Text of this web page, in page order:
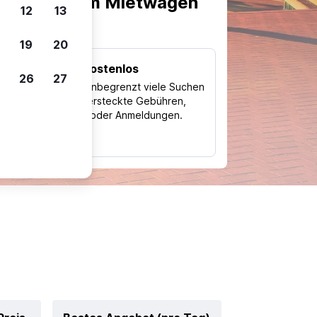
Kostenlos
Nutze unbegrenzt viele Suchen
ohne versteckte Gebühren,
Kosten oder Anmeldungen.
12 13
19 20
26 27